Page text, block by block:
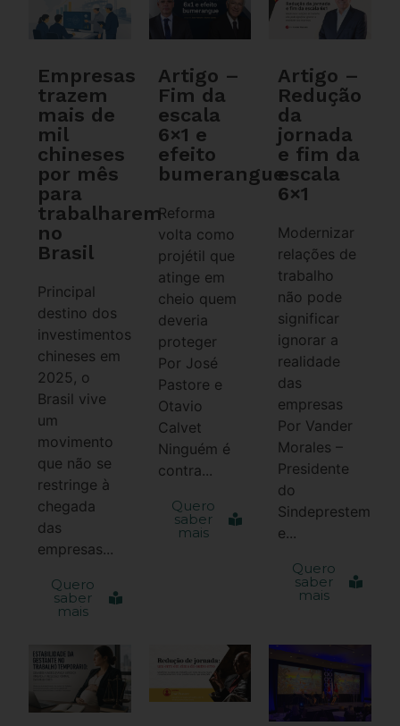
Empresas
trazem
mais de
mil
chineses
por mês
para
trabalharem
no
Brasil
Principal
destino dos
investimentos
chineses em
2025, o
Brasil vive
um
movimento
que não se
restringe à
chegada
das
empresas...
Quero
saber
mais
Artigo –
Fim da
escala
6×1 e
efeito
bumerangue
Reforma
volta como
projétil que
atinge em
cheio quem
deveria
proteger
Por José
Pastore e
Otavio
Calvet
Ninguém é
contra...
Quero
saber
mais
Artigo –
Redução
da
jornada
e fim da
escala
6×1
Modernizar
relações de
trabalho
não pode
significar
ignorar a
realidade
das
empresas
Por Vander
Morales –
Presidente
do
Sindeprestem
e...
Quero
saber
mais